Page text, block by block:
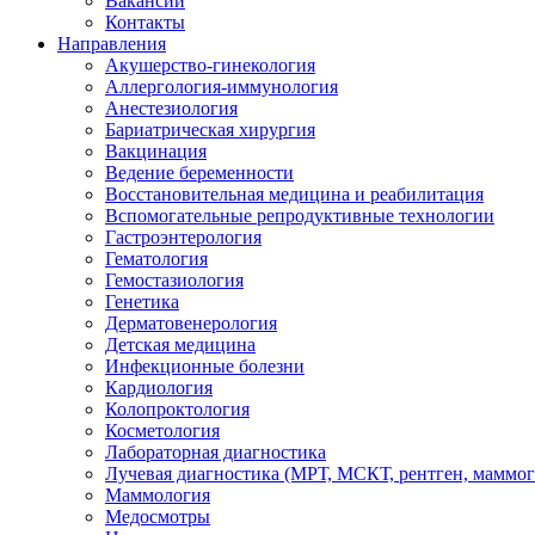
Контакты
Направления
Акушерство-гинекология
Аллергология-иммунология
Анестезиология
Бариатрическая хирургия
Вакцинация
Ведение беременности
Восстановительная медицина и реабилитация
Вспомогательные репродуктивные технологии
Гастроэнтерология
Гематология
Гемостазиология
Генетика
Дерматовенерология
Детская медицина
Инфекционные болезни
Кардиология
Колопроктология
Косметология
Лабораторная диагностика
Лучевая диагностика (МРТ, МСКТ, рентген,
Маммология
Медосмотры